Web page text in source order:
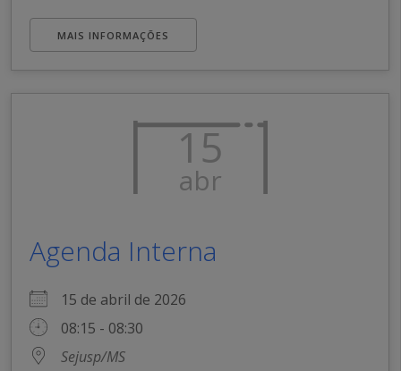
MAIS INFORMAÇÕES
15
abr
Agenda Interna
15 de abril de 2026
08:15 - 08:30
Sejusp/MS